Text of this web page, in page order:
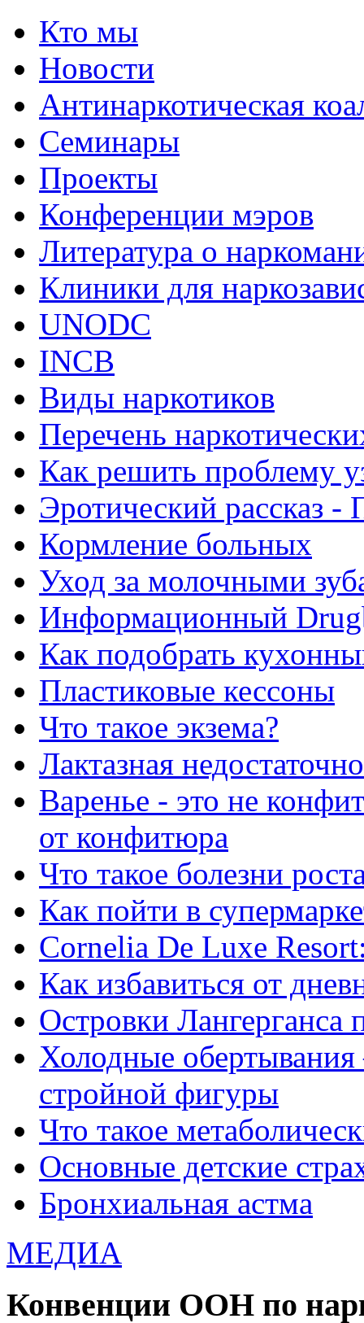
Кто мы
Новости
Антинаркотическая
Семинары
Проекты
Конференции мэров
Литература о
Клиники для
UNODC
INCB
Виды наркотиков
Перечень
Как решить проблему
Эротический рассказ -
Кормление больных
Уход за молочными
Информационный
Как подобрать
Пластиковые кессоны
Что такое экзема?
Лактазная
Варенье - это не
от конфитюра
Что такое болезни
Как пойти в
Сornelia De Luxe
Как избавиться от
Островки
Холодные обертывания
стройной фигуры
Что такое
Основные детские
Бронхиальная астма
МЕДИА
Конвенции ООН по